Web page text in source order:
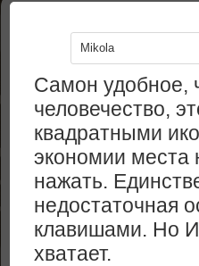
Mikola
Самон удобное,
человечество,
квадратными
экономии места
нажать.
недостаточная
клавишами. Но
хватает.